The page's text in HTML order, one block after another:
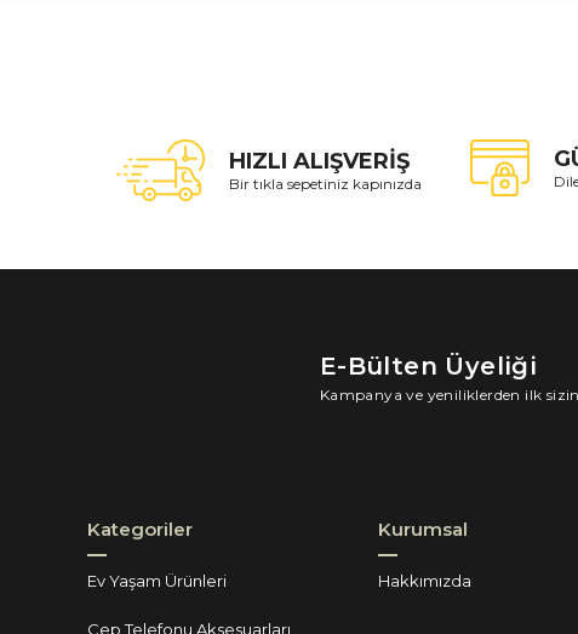
HIZLI ALIŞVERİŞ
Bir tıkla sepetiniz kapınızda
E-Bülten Üyeliği
Kampanya ve yeniliklerden ilk
Kategoriler
Ev Yaşam Ürünleri
Cep Telefonu Aksesuarları
Kurumsal
Hakkımızda